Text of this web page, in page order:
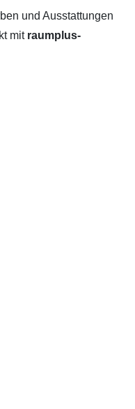
und Ausstattungen
mit raumplus-